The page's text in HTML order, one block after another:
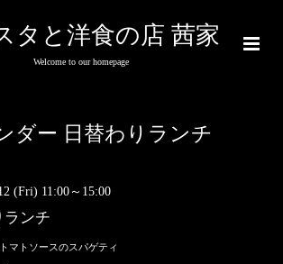
タと洋食の店 茜家
Welcome to our homepage
ダー 日替わりランチ
(Fri) 11:00～15:00
ランチ
マトソースのスパゲティ